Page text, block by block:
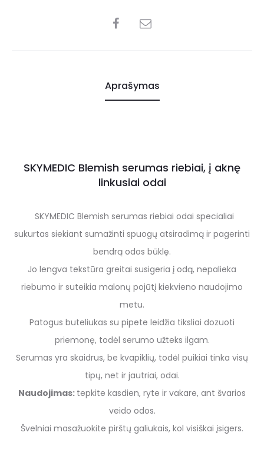
Aprašymas
SKYMEDIC Blemish serumas riebiai, į aknę
linkusiai odai
SKYMEDIC Blemish serumas riebiai odai specialiai
sukurtas siekiant sumažinti spuogų atsiradimą ir pagerinti
bendrą odos būklę.
Jo lengva tekstūra greitai susigeria į odą, nepalieka
riebumo ir suteikia malonų pojūtį kiekvieno naudojimo
metu.
Patogus buteliukas su pipete leidžia tiksliai dozuoti
priemonę, todėl serumo užteks ilgam.
Serumas yra skaidrus, be kvapiklių, todėl puikiai tinka visų
tipų, net ir jautriai, odai.
Naudojimas: tepkite kasdien, ryte ir vakare, ant švarios
veido odos.
Švelniai masažuokite pirštų galiukais, kol visiškai įsigers.